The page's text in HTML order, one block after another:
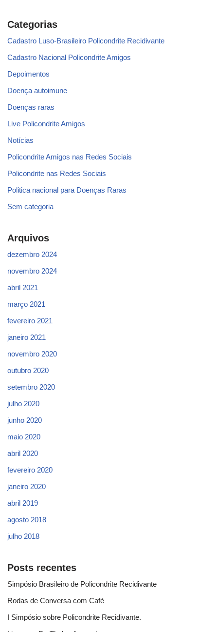
Categorias
Cadastro Luso-Brasileiro Policondrite Recidivante
Cadastro Nacional Policondrite Amigos
Depoimentos
Doença autoimune
Doenças raras
Live Policondrite Amigos
Notícias
Policondrite Amigos nas Redes Sociais
Policondrite nas Redes Sociais
Politica nacional para Doenças Raras
Sem categoria
Arquivos
dezembro 2024
novembro 2024
abril 2021
março 2021
fevereiro 2021
janeiro 2021
novembro 2020
outubro 2020
setembro 2020
julho 2020
junho 2020
maio 2020
abril 2020
fevereiro 2020
janeiro 2020
abril 2019
agosto 2018
julho 2018
Posts recentes
Simpósio Brasileiro de Policondrite Recidivante
Rodas de Conversa com Café
I Simpósio sobre Policondrite Recidivante.